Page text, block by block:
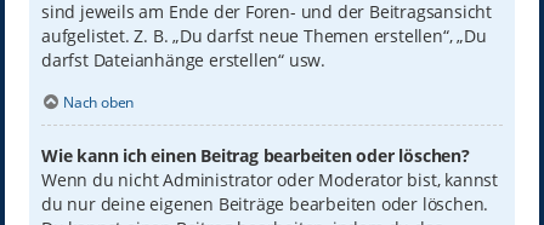
sind jeweils am Ende der Foren- und der Beitragsansicht
aufgelistet. Z. B. „Du darfst neue Themen erstellen“, „Du
darfst Dateianhänge erstellen“ usw.
Nach oben
Wie kann ich einen Beitrag bearbeiten oder löschen?
Wenn du nicht Administrator oder Moderator bist, kannst
du nur deine eigenen Beiträge bearbeiten oder löschen.